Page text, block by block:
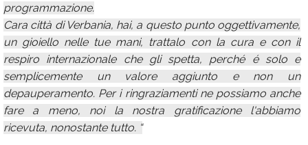
programmazione.
Cara città di Verbania, hai, a questo punto oggettivamente,
un gioiello nelle tue mani, trattalo con la cura e con il
respiro internazionale che gli spetta, perché é solo e
semplicemente un valore aggiunto e non un
depauperamento. Per i ringraziamenti ne possiamo anche
fare a meno, noi la nostra gratificazione l'abbiamo
ricevuta, nonostante tutto. “